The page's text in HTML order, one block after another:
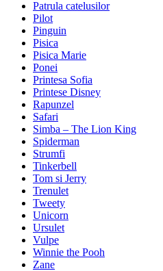
Patrula catelusilor
Pilot
Pinguin
Pisica
Pisica Marie
Ponei
Printesa Sofia
Printese Disney
Rapunzel
Safari
Simba – The Lion King
Spiderman
Strumfi
Tinkerbell
Tom si Jerry
Trenulet
Tweety
Unicorn
Ursulet
Vulpe
Winnie the Pooh
Zane